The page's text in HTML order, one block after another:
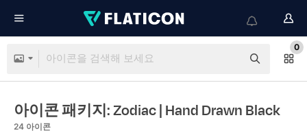
0
아이콘 패키지: Zodiac| Hand Drawn Black
24 아이콘